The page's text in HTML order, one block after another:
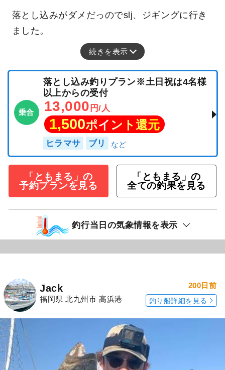
落とし込みがダメだっのでslj、ジギングに行き
ました。
続きを表示
乗合
落とし込み釣りプラン※土日祝は4名様
以上からの受付
13,000 円/人
1,500ポイント還元
ヒラマサ ブリ
「ともまる」の
予約プランを見る
「ともまる」の
全ての釣果を見る
釣行当日の気象情報を表示
Jack
福岡県 北九州市 高浜港
200日前
釣り船詳細を見る